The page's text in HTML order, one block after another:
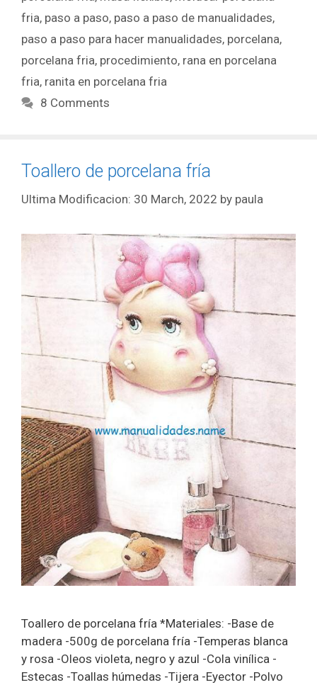
fria, paso a paso, paso a paso de manualidades,
paso a paso para hacer manualidades, porcelana,
porcelana fria, procedimiento, rana en porcelana
fria, ranita en porcelana fria
8 Comments
Toallero de porcelana fría
30 March, 2022 by paula
Toallero de porcelana fría *Materiales: -Base de
madera -500g de porcelana fría -Temperas blanca
y rosa -Oleos violeta, negro y azul -Cola vinílica -
Estecas -Toallas húmedas -Tijera -Eyector -Polvo